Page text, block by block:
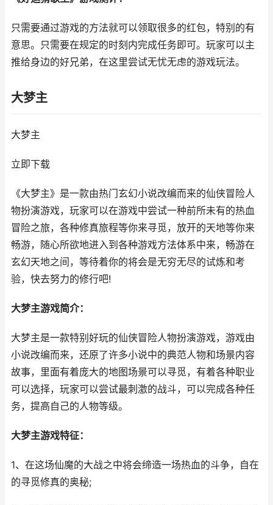
只需要通过游戏的方法就可以领取很多的红包，特别的有
意思。只需要在规定的时刻内完成任务即可。玩家可以主
推给身边的好兄弟，在这里尝试无忧无虑的游戏玩法。
大梦主
大梦主
立即下载
《大梦主》是一款由热门玄幻小说改编而来的仙侠冒险人
物扮演游戏，玩家可以在游戏中尝试一种前所未有的热血
冒险之旅，各种修真旅程等你来寻觅，放开的天地等你来
畅游，随心所欲地进入到各种游戏方法体系中来，畅游在
玄幻天地之间，等待着你的将会是无穷无尽的试炼和考
验，快去努力的修行吧!
大梦主游戏简介：
大梦主是一款特别好玩的仙侠冒险人物扮演游戏，游戏由
小说改编而来，还原了许多小说中的典范人物和场景内容
故事，里面有着庞大的地图场景可以寻觅，有着各种职业
可以选择，玩家可以尝试最刺激的战斗，可以完成各种任
务，提高自己的人物等级。
大梦主游戏特征：
1、在这场仙魔的大战之中将会缔造一场热血的斗争，自在
的寻觅修真的奥秘;